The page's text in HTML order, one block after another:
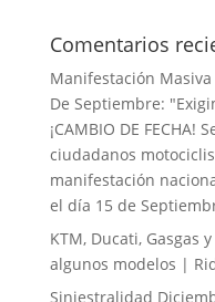
Comentarios
Manifestación
De Septiembre:
¡CAMBIO DE FECHA!
ciudadanos
manifestación
el día 15 de
KTM, Ducati, Gasgas
algunos modelos |
Siniestralidad